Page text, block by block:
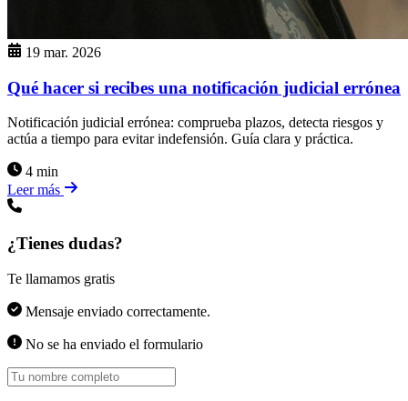
19 mar. 2026
Qué hacer si recibes una notificación judicial errónea
Notificación judicial errónea: comprueba plazos, detecta riesgos y
actúa a tiempo para evitar indefensión. Guía clara y práctica.
4 min
Leer más
¿Tienes dudas?
Te llamamos gratis
Mensaje enviado correctamente.
No se ha enviado el formulario